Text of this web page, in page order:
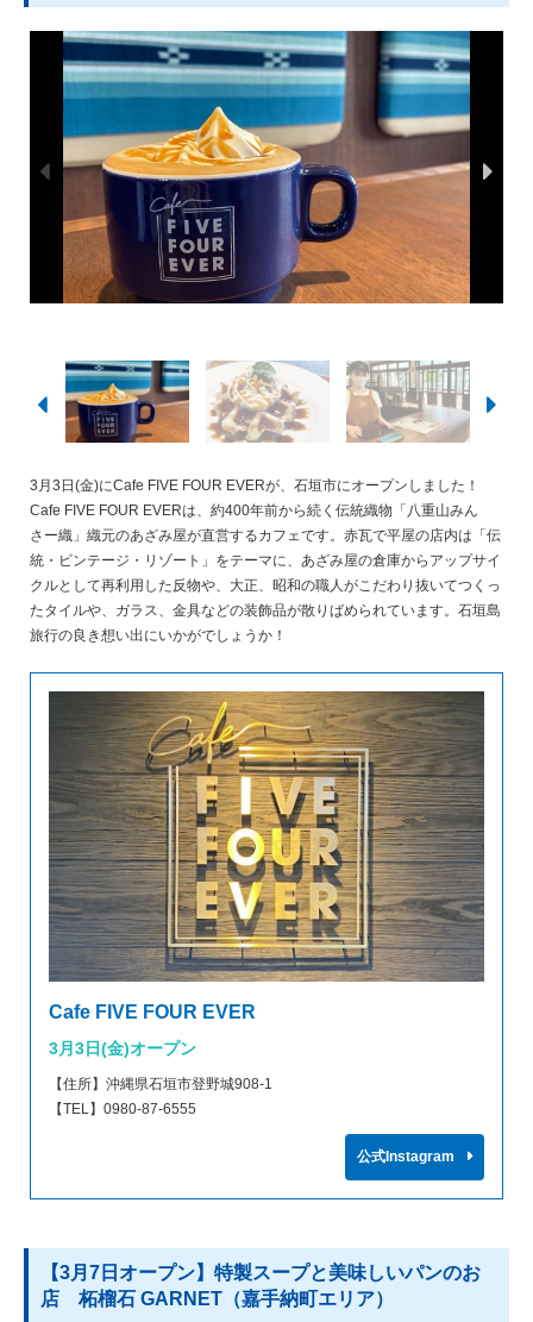
3月3日(金)にCafe FIVE FOUR EVERが、石垣市にオープンしました！
Cafe FIVE FOUR EVERは、約400年前から続く伝統織物「八重山みん
さー織」織元のあざみ屋が直営するカフェです。赤瓦で平屋の店内は「伝
統・ビンテージ・リゾート」をテーマに、あざみ屋の倉庫からアップサイ
クルとして再利用した反物や、大正、昭和の職人がこだわり抜いてつくっ
たタイルや、ガラス、金具などの装飾品が散りばめられています。石垣島
旅行の良き想い出にいかがでしょうか！
Cafe FIVE FOUR EVER
3月3日(金)オープン
【住所】沖縄県石垣市登野城908-1
【TEL】0980-87-6555
公式Instagram
【3月7日オープン】特製スープと美味しいパンのお
店 柘榴石 GARNET（嘉手納町エリア）